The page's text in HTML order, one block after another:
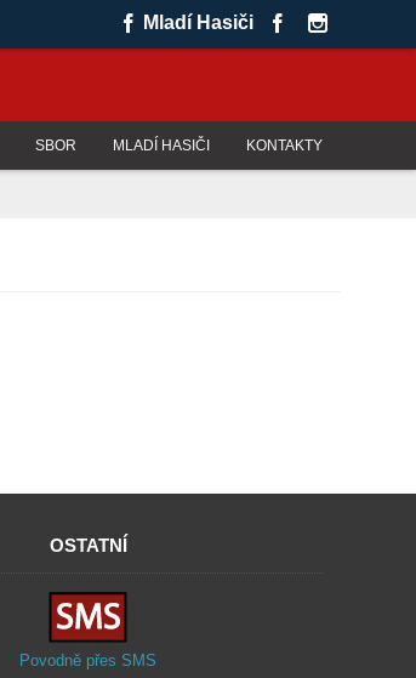
Mladí Hasiči
KONTAKTY
MLADÍ HASIČI
SBOR
OSTATNÍ
Povodně přes SMS